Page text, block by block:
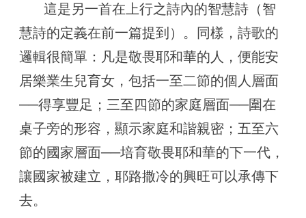
慧詩的定義在前一篇提到）。同樣，詩歌的
邏輯很簡單：凡是敬畏耶和華的人，便能安
居樂業生兒育女，包括一至二節的個人層面
──得享豐足；三至四節的家庭層面──圍在
桌子旁的形容，顯示家庭和諧親密；五至六
節的國家層面──培育敬畏耶和華的下一代，
讓國家被建立，耶路撒冷的興旺可以承傳下
去。